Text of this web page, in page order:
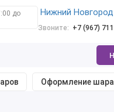
до
Нижний Новгород
Звоните: +7 (967)
Оформление